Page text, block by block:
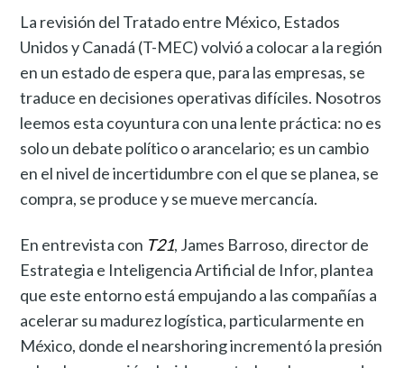
La revisión del Tratado entre México, Estados
Unidos y Canadá (T-MEC) volvió a colocar a la región
en un estado de espera que, para las empresas, se
traduce en decisiones operativas difíciles. Nosotros
leemos esta coyuntura con una lente práctica: no es
solo un debate político o arancelario; es un cambio
en el nivel de incertidumbre con el que se planea, se
compra, se produce y se mueve mercancía.
En entrevista con T21, James Barroso, director de
Estrategia e Inteligencia Artificial de Infor, plantea
que este entorno está empujando a las compañías a
acelerar su madurez logística, particularmente en
México, donde el nearshoring incrementó la presión